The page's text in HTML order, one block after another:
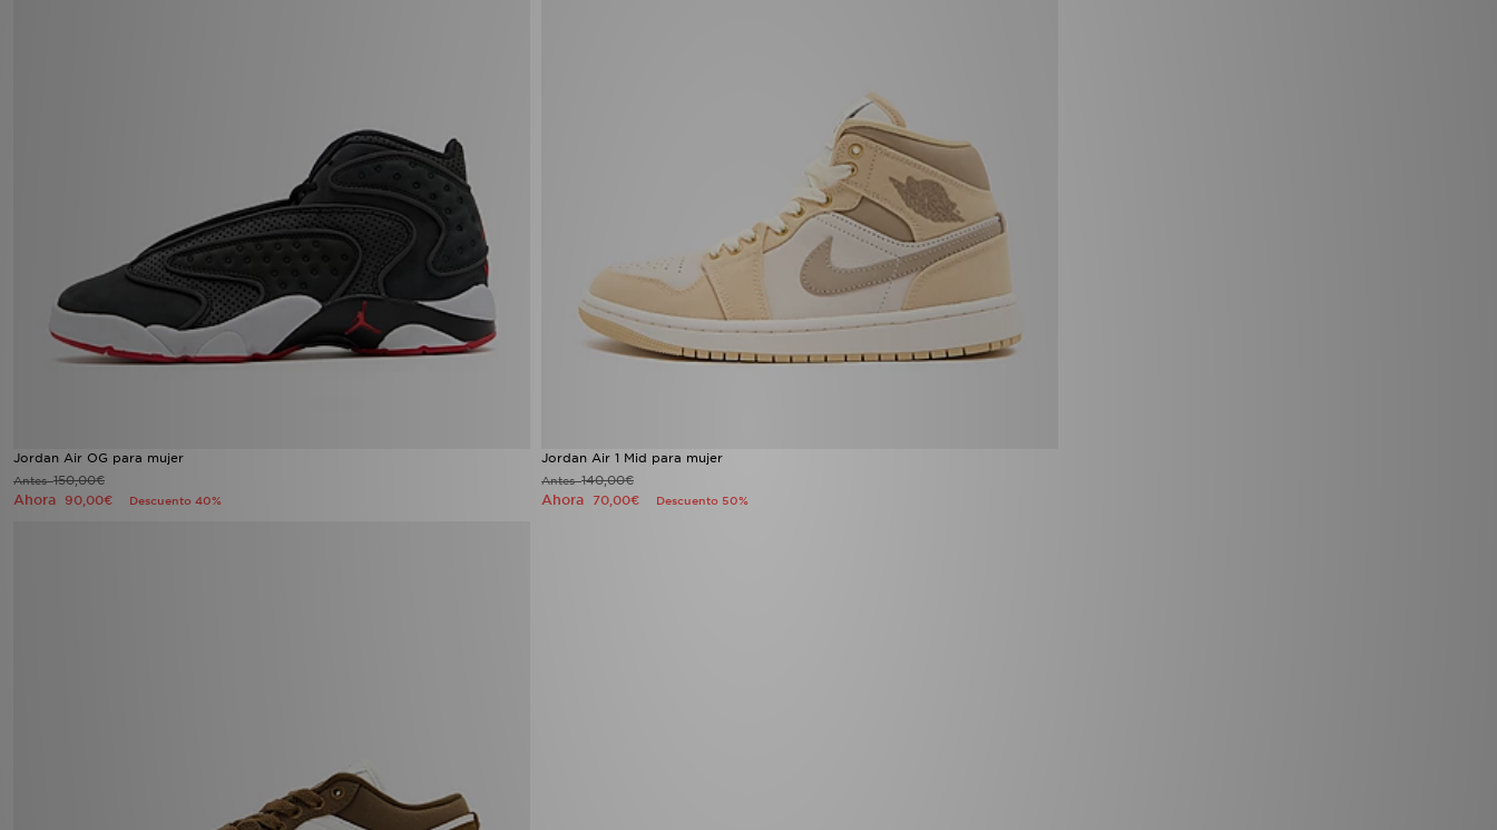
Jordan Air OG para mujer
Antes150,00€
Ahora 90,00€ Descuento 40%
Jordan Air 1 Mid para mujer
Antes140,00€
Ahora 70,00€ Descuento 50%